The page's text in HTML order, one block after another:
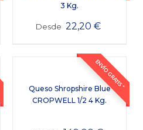
3 Kg.
Desde 22,20€
ENVÍO GRATIS *
Queso Shropshire Blue
CROPWELL 1/2 4 Kg.